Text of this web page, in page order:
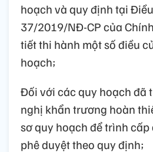
hoạch và quy định tại
37/2019/NĐ-CP của
tiết thi hành một số điều
hoạch;
Đối với các quy hoạch đã
nghị khẩn trương hoàn
sơ quy hoạch để trình
phê duyệt theo quy định;